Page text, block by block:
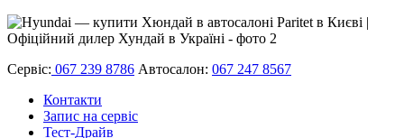
Сервіс: 067 239 8786 Автосалон: 067 247 8567
Контакти
Запис на сервіс
Тест-Драйв